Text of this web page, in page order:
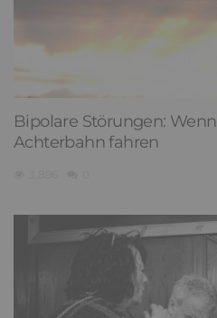
Bipolare Störungen:
Achterbahn fahren